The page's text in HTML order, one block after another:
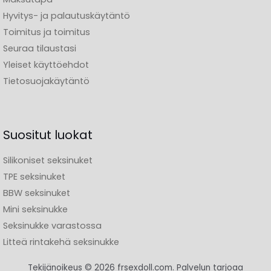
rinnassa, morfologiaa ja joitakin anatomisia
vaihtoehtoja.
Pidentääkö personointi läpimenoaikaa?
?
Maksaako se enemmän? ?
Se riippuu vaihtoehdoista : jotkut ovat mukana,
d'autres en supplément
Voinko saada tarkat kasvot ?
Mallikohtaisten vaihtoehtojen rajoissa, oui : säveltät
Hyvitys- ja palautuskäytäntö
Toimitus ja toimitus
Seuraa tilaustasi
Yleiset käyttöehdot
Tietosuojakäytäntö
Suositut luokat
Silikoniset seksinuket
TPE seksinuket
BBW seksinuket
Mini seksinukke
Seksinukke varastossa
Litteä rintakehä seksinukke
Tekijänoikeus © 2026 frsexdoll.com. Palvelun tarjoaa